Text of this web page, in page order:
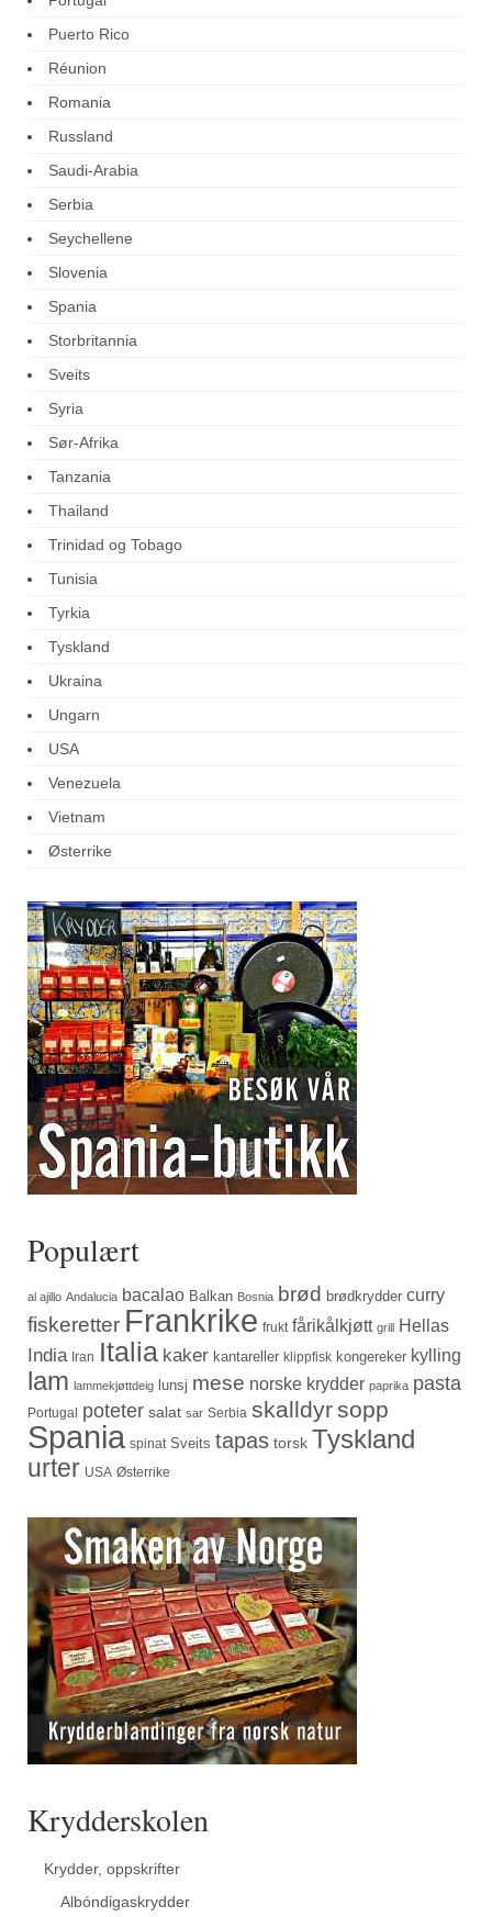
Puerto Rico
Réunion
Romania
Russland
Saudi-Arabia
Serbia
Seychellene
Slovenia
Spania
Storbritannia
Sveits
Syria
Sør-Afrika
Tanzania
Thailand
Trinidad og Tobago
Tunisia
Tyrkia
Tyskland
Ukraina
Ungarn
USA
Venezuela
Vietnam
Østerrike
Populært
al ajillo Andalucia bacalao Balkan Bosnia brød brødkrydder curry
fiskeretter Frankrike frukt fårikålkjøtt grill Hellas
India Iran Italia kaker kantareller klippfisk kongereker kylling
lam lammekjøttdeig lunsj mese norske krydder paprika pasta
Portugal poteter salat sar Serbia skalldyrsopp
Spania spinat Sveits tapas torsk Tyskland
urter USA Østerrike
Krydderskolen
Krydder, oppskrifter
Albóndigaskrydder